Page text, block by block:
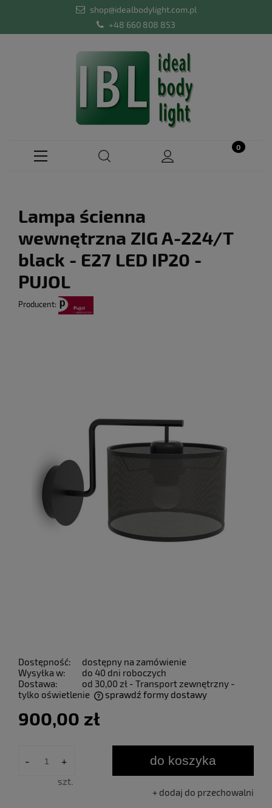
shop@idealbodylight.com.pl
+48 660 808 853
Lampa ścienna
wewnętrzna ZIG A-224/T
black - E27 LED IP20 -
PUJOL
Producent:
Dostępność:
dostępny na zamówienie
Wysyłka w:
do 40 dni roboczych
Dostawa:
od 30,00 zł - Transport zewnętrzny -
tylko oświetlenie
sprawdź formy dostawy
900,00 zł
- +
szt.
do koszyka
dodaj do przechowalni